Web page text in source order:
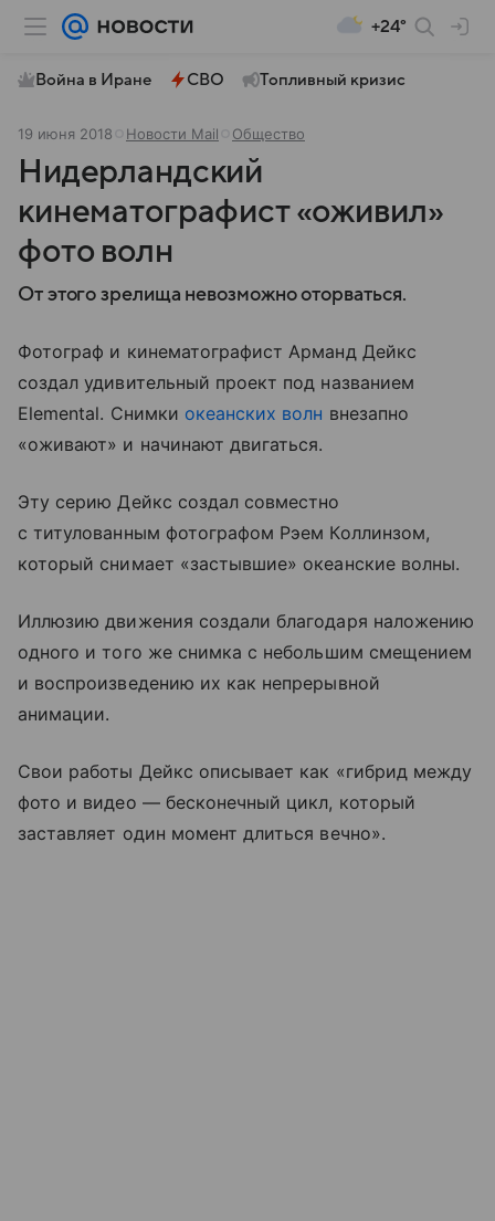
+24°
Война в Иране СВО Топливный кризис
19 июня 2018 Новости Mail Общество
Нидерландский
кинематографист «оживил»
фото волн
От этого зрелища невозможно оторваться.
Фотограф и кинематографист Арманд Дейкс
создал удивительный проект под названием
Elemental. Снимки океанских волн внезапно
«оживают» и начинают двигаться.
Эту серию Дейкс создал совместно
с титулованным фотографом Рэем Коллинзом,
который снимает «застывшие» океанские волны.
Иллюзию движения создали благодаря наложению
одного и того же снимка с небольшим смещением
и воспроизведению их как непрерывной
анимации.
Свои работы Дейкс описывает как «гибрид между
фото и видео — бесконечный цикл, который
заставляет один момент длиться вечно».